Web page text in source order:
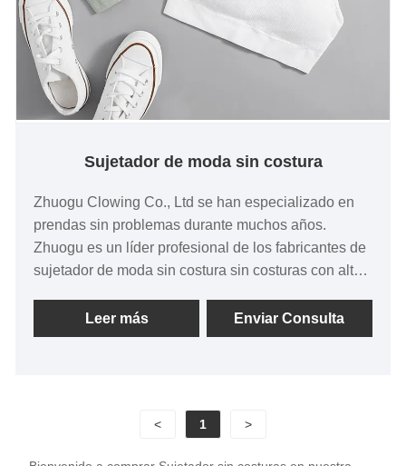
Sujetador de moda sin costura
Zhuogu Clowing Co., Ltd se han especializado en
prendas sin problemas durante muchos años.
Zhuogu es un líder profesional de los fabricantes de
sujetador de moda sin costura sin costuras con alta
Leer más
Enviar Consulta
< 1 >